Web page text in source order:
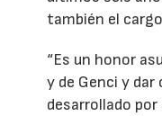
también el
“Es un honor
y de Genci y
desarrollado